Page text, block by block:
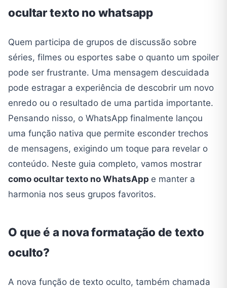
ocultar texto no whatsapp
Quem participa de grupos de discussão sobre
séries, filmes ou esportes sabe o quanto um spoiler
pode ser frustrante. Uma mensagem descuidada
pode estragar a experiência de descobrir um novo
enredo ou o resultado de uma partida importante.
Pensando nisso, o WhatsApp finalmente lançou
uma função nativa que permite esconder trechos
de mensagens, exigindo um toque para revelar o
conteúdo. Neste guia completo, vamos mostrar
como ocultar texto no WhatsApp e manter a
harmonia nos seus grupos favoritos.
O que é a nova formatação de texto
oculto?
A nova função de texto oculto, também chamada